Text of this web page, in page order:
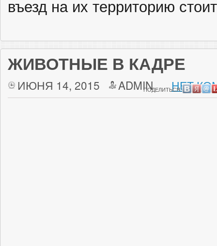
въезд на их территорию
ЖИВОТНЫЕ В КАДРЕ
ИЮНЯ 14, 2015 ADMIN НЕТ
ПОДЕЛИТЬСЯ: